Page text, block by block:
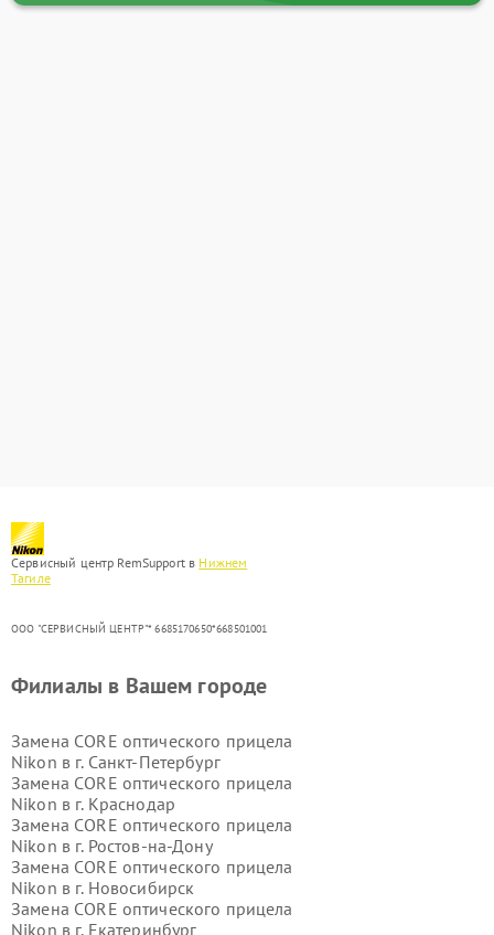
Сервисный центр RemSupport в Нижнем
Тагиле
ООО "СЕРВИСНЫЙ ЦЕНТР"* 6685170650*668501001
Филиалы в Вашем городе
Замена CORE оптического прицела
Nikon в г. Санкт-Петербург
Замена CORE оптического прицела
Nikon в г. Краснодар
Замена CORE оптического прицела
Nikon в г. Ростов-на-Дону
Замена CORE оптического прицела
Nikon в г. Новосибирск
Замена CORE оптического прицела
Nikon в г. Екатеринбург